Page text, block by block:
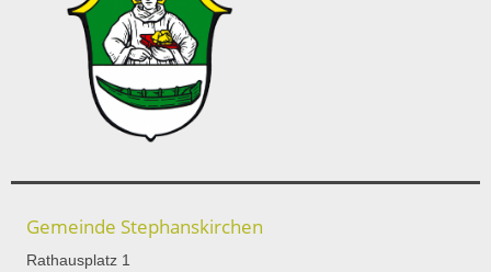
Gemeinde Stephanskirchen
Rathausplatz 1